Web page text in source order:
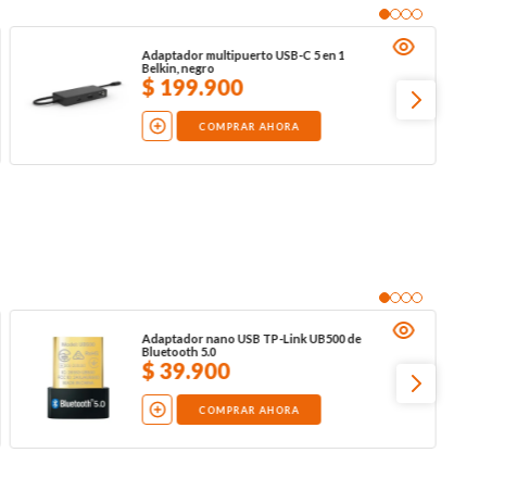
Adaptador multipuerto USB-C 5 en 1
Belkin, negro
$ 199.900
COMPRAR AHORA
Adaptador nano USB TP-Link UB500 de
Bluetooth 5.0
$39.900
COMPRAR AHORA